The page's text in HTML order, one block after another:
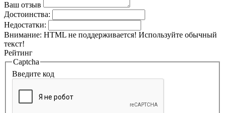
Ваш отзыв
Достоинства:
Недостатки:
Внимание: HTML не поддерживается! Используйте обычный
текст!
Рейтинг
Captcha
Введите код